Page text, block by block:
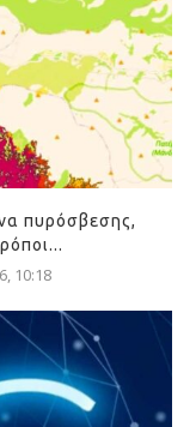
πυρόσβεσης,
10:18